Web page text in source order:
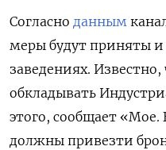
Согласно данным
меры будут приняты и
заведениях.
обкладывать
этого, сообщает «Мое.
должны привезти